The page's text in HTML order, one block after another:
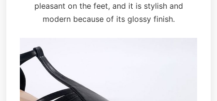
pleasant on the feet, and it is stylish and
modern because of its glossy finish.